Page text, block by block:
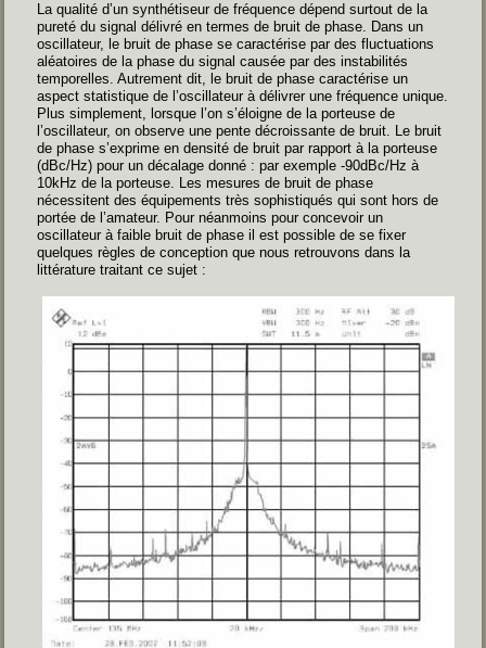
La qualité d’un synthétiseur de fréquence dépend surtout de la
pureté du signal délivré en termes de bruit de phase. Dans un
oscillateur, le bruit de phase se caractérise par des fluctuations
aléatoires de la phase du signal causée par des instabilités
temporelles. Autrement dit, le bruit de phase caractérise un
aspect statistique de l’oscillateur à délivrer une fréquence unique.
Plus simplement, lorsque l’on s’éloigne de la porteuse de
l’oscillateur, on observe une pente décroissante de bruit. Le bruit
de phase s’exprime en densité de bruit par rapport à la porteuse
(dBc/Hz) pour un décalage donné : par exemple -90dBc/Hz à
10kHz de la porteuse. Les mesures de bruit de phase
nécessitent des équipements très sophistiqués qui sont hors de
portée de l’amateur. Pour néanmoins pour concevoir un
oscillateur à faible bruit de phase il est possible de se fixer
quelques règles de conception que nous retrouvons dans la
littérature traitant ce sujet :